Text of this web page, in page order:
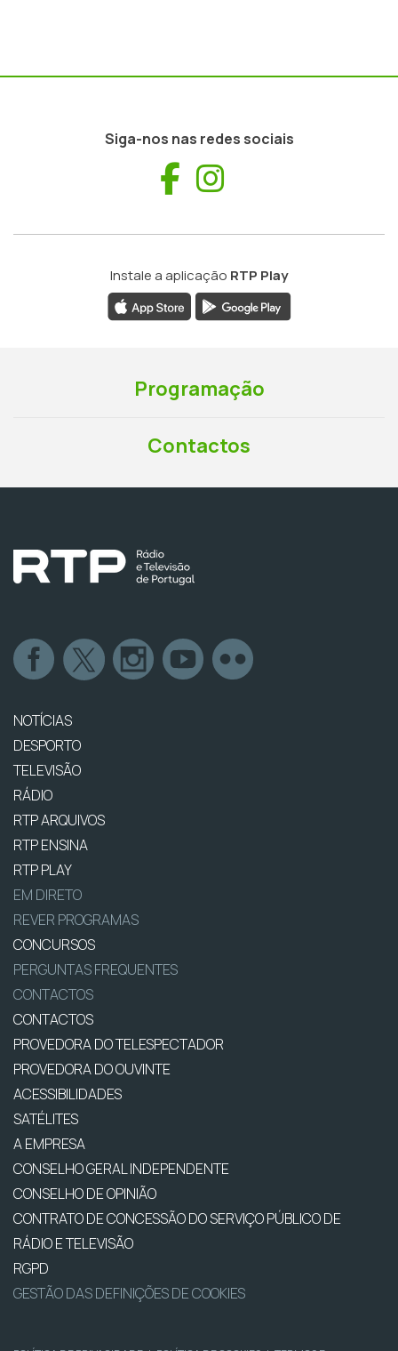
Siga-nos nas redes sociais
Facebook
Instale a aplicação RTP Play
Programação
Contactos
NOTÍCIAS
DESPORTO
TELEVISÃO
RÁDIO
RTP ARQUIVOS
RTP ENSINA
RTP PLAY
EM DIRETO
REVER PROGRAMAS
CONCURSOS
PERGUNTAS FREQUENTES
CONTACTOS
CONTACTOS
PROVEDORA DO TELESPECTADOR
PROVEDORA DO OUVINTE
ACESSIBILIDADES
SATÉLITES
A EMPRESA
CONSELHO GERAL INDEPENDENTE
CONSELHO DE OPINIÃO
CONTRATO DE CONCESSÃO DO SERVIÇO PÚBLICO DE
RÁDIO E TELEVISÃO
RGPD
GESTÃO DAS DEFINIÇÕES DE COOKIES